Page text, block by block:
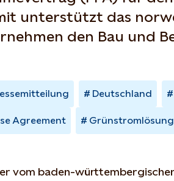
unterstützt das
den Bau und
Deutschland
Agreement
vom baden-